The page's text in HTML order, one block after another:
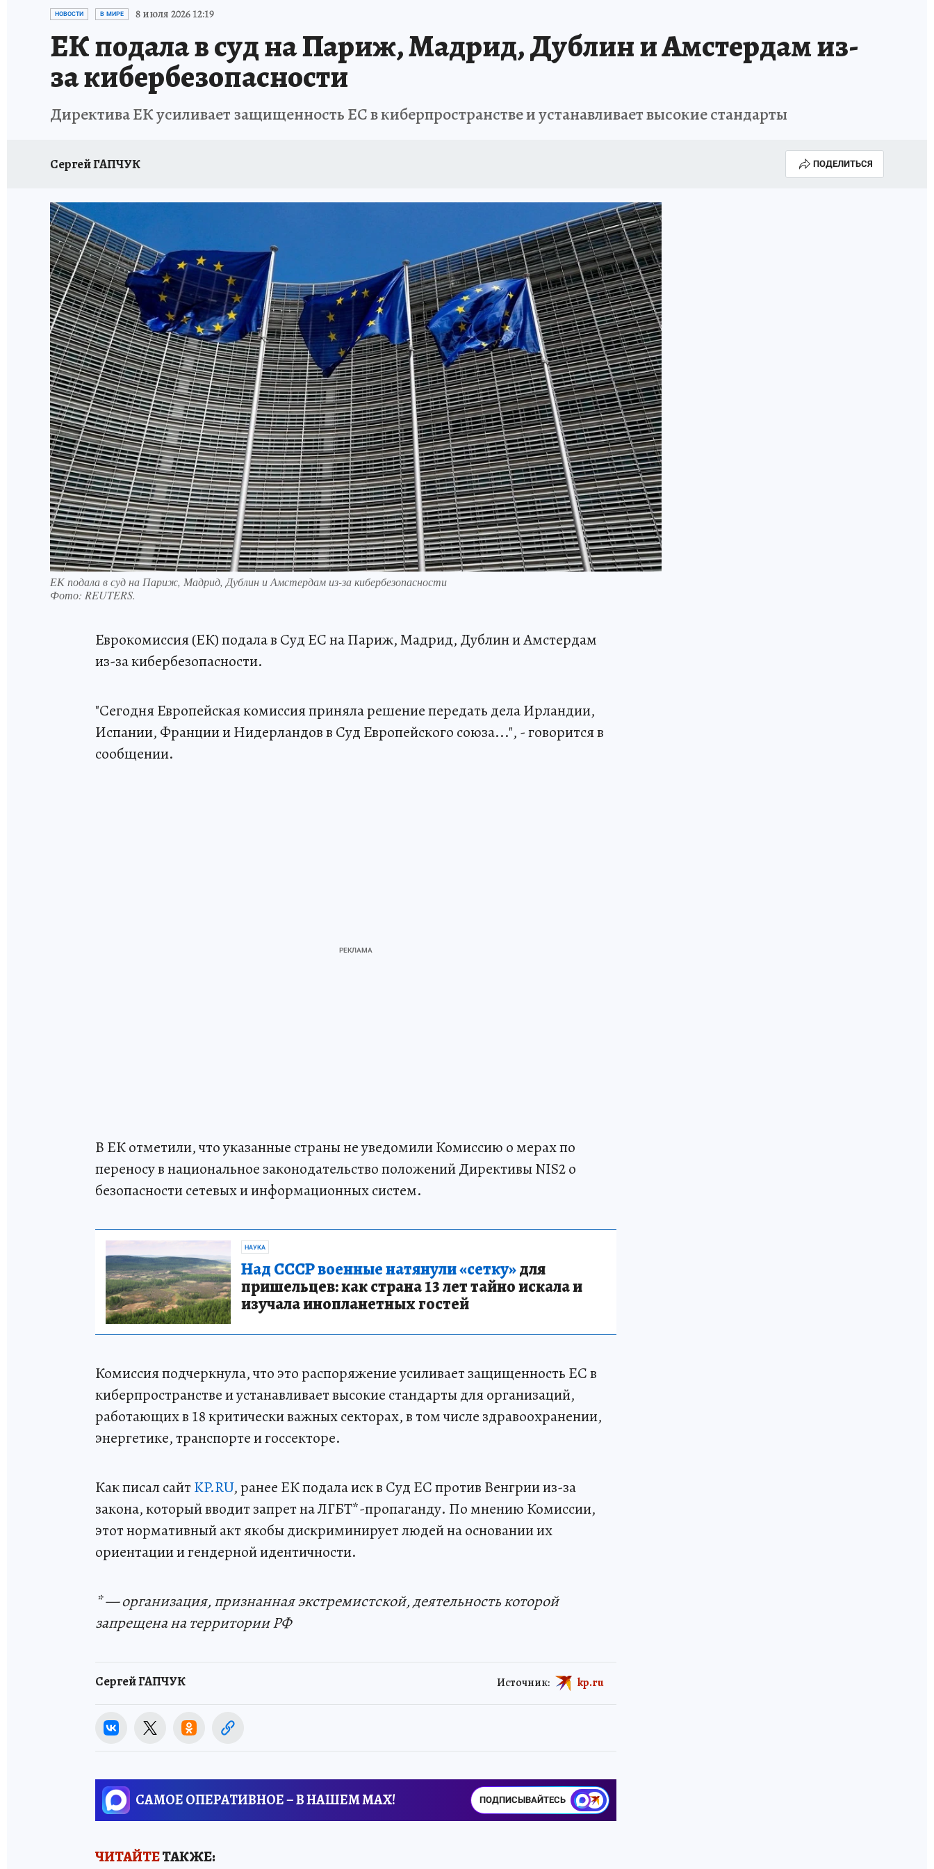
ИСПЫТАНО НА СЕБЕ
НОВОСТИ В МИРЕ 8 июля 2026 12:19
ЕК подала в суд на Париж, Мадрид, Дублин и Амстердам из-
за кибербезопасности
Директива ЕК усиливает защищенность ЕС в киберпространстве и устанавливает высокие стандарты
Сергей ГАПЧУК ПОДЕЛИТЬСЯ
ЕК подала в суд на Париж, Мадрид, Дублин и Амстердам из-за кибербезопасности
Фото: REUTERS.
Еврокомиссия (ЕК) подала в Суд ЕС на Париж, Мадрид, Дублин и Амстердам
из-за кибербезопасности.
"Сегодня Европейская комиссия приняла решение передать дела Ирландии,
Испании, Франции и Нидерландов в Суд Европейского союза...", - говорится в
сообщении.
В ЕК отметили, что указанные страны не уведомили Комиссию о мерах по
переносу в национальное законодательство положений Директивы NIS2 о
безопасности сетевых и информационных систем.
НАУКА
Над СССР военные натянули «сетку»для
пришельцев: как страна 13 лет тайно искала и
изучала инопланетных гостей
Комиссия подчеркнула, что это распоряжение усиливает защищенность ЕС в
киберпространстве и устанавливает высокие стандарты для организаций,
работающих в 18 критически важных секторах, в том числе здравоохранении,
энергетике, транспорте и госсекторе.
Как писал сайтKP.RU, ранее ЕК подала иск в Суд ЕС против Венгрии из-за
закона, который вводит запрет на ЛГБТ*-пропаганду. По мнению Комиссии,
этот нормативный акт якобы дискриминирует людей на основании их
ориентации и гендерной идентичности.
* — организация, признанная экстремистской, деятельность которой
запрещена на территории РФ
Сергей ГАПЧУК Источник: kp.ru
САМОЕ ОПЕРАТИВНОЕ – В НАШЕМ MAX! ПОДПИСЫВАЙТЕСЬ
ЧИТАЙТЕТАКЖЕ: